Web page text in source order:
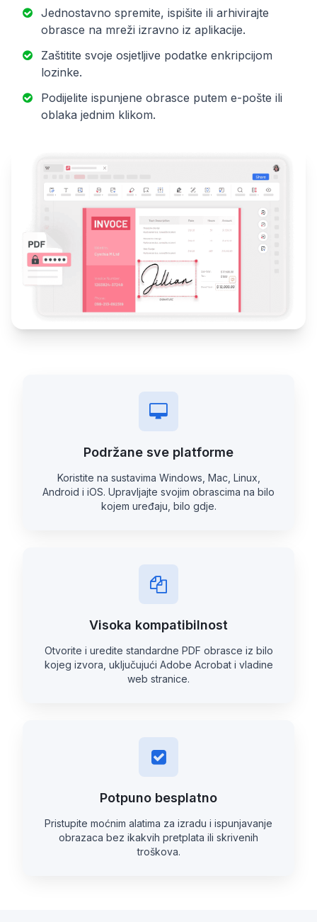
Jednostavno spremite, ispišite ili arhivirajte
obrasce na mreži izravno iz aplikacije.
Zaštitite svoje osjetljive podatke enkripcijom
lozinke.
Podijelite ispunjene obrasce putem e-pošte ili
oblaka jednim klikom.
Podržane sve platforme
Koristite na sustavima Windows, Mac, Linux,
Android i iOS. Upravljajte svojim obrascima na bilo
kojem uređaju, bilo gdje.
Visoka kompatibilnost
Otvorite i uredite standardne PDF obrasce iz bilo
kojeg izvora, uključujući Adobe Acrobat i vladine
web stranice.
Potpuno besplatno
Pristupite moćnim alatima za izradu i ispunjavanje
obrazaca bez ikakvih pretplata ili skrivenih
troškova.